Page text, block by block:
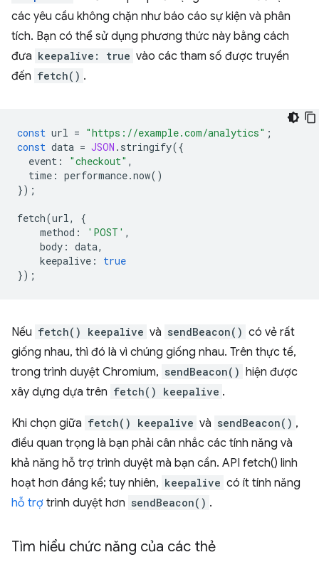
các yêu cầu không chặn như báo cáo sự kiện và phân
tích. Bạn có thể sử dụng phương thức này bằng cách
đưa keepalive: true vào các tham số được truyền
đến fetch() .
const url = "https://example.com/analytics" ;
const data = JSON . stringify({
event : "checkout" ,
time : performance.now()
});
fetch(url ,
{
method : 'POST' ,
body : data,
keepalive :
true
});
Nếu fetch() keepalive và sendBeacon() có vẻ rất
giống nhau, thì đó là vì chúng giống nhau. Trên thực tế,
trong trình duyệt Chromium, sendBeacon() hiện được
xây dựng dựa trên fetch() keepalive .
Khi chọn giữa fetch() keepalive và sendBeacon() ,
điều quan trọng là bạn phải cân nhắc các tính năng và
khả năng hỗ trợ trình duyệt mà bạn cần. API fetch() linh
hoạt hơn đáng kể; tuy nhiên, keepalive có ít tính năng
hỗ trợ trình duyệt hơn sendBeacon() .
Tìm hiểu chức năng của các thẻ